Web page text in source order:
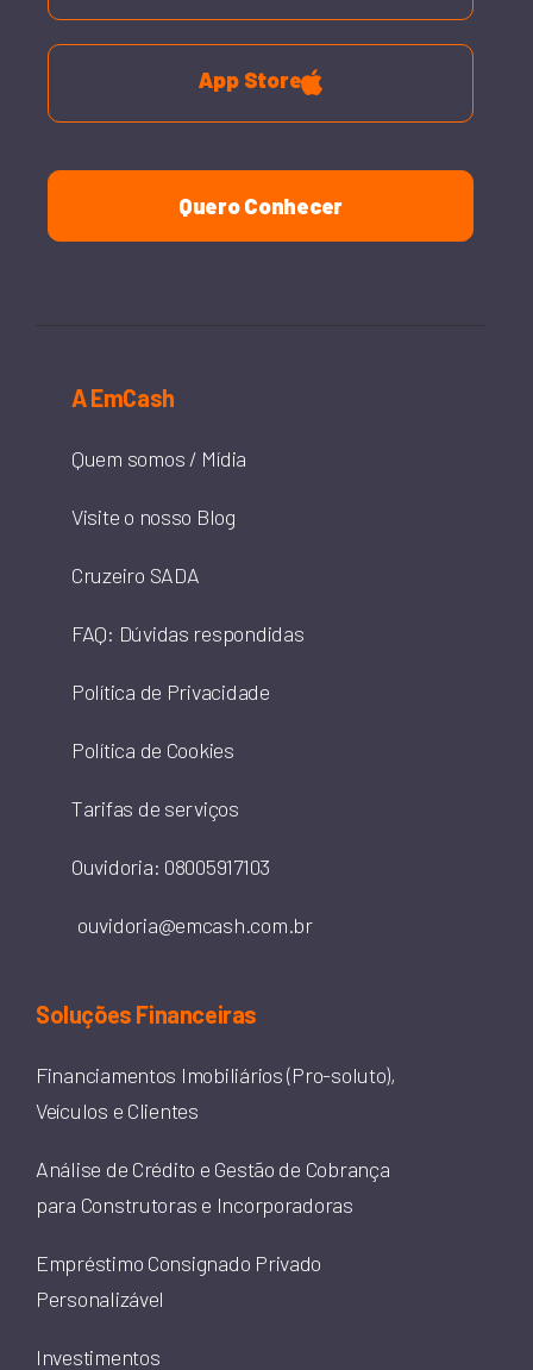
App Store
Quero Conhecer
A EmCash
Quem somos / Mídia
Visite o nosso Blog
Cruzeiro SADA
FAQ: Dúvidas respondidas
Política de Privacidade
Política de Cookies
Tarifas de serviços
Ouvidoria: 08005917103
ouvidoria@emcash.com.br
Soluções Financeiras
Financiamentos Imobiliários (Pro-soluto),
Veículos e Clientes
Análise de Crédito e Gestão de Cobrança
para Construtoras e Incorporadoras
Empréstimo Consignado Privado
Personalizável
Investimentos